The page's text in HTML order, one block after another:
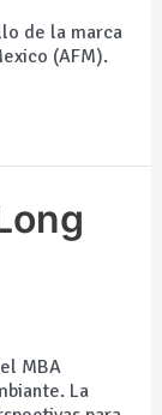
de la marca
(AFM).
MBA
La